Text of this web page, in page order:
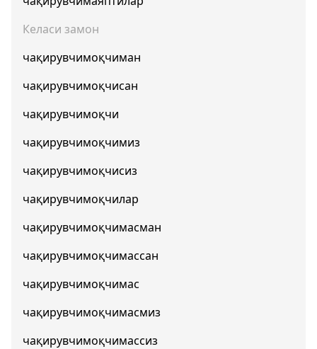
Келаси замон
чақирувчимоқчиман
чақирувчимоқчисан
чақирувчимоқчи
чақирувчимоқчимиз
чақирувчимоқчисиз
чақирувчимоқчилар
чақирувчимоқчимасман
чақирувчимоқчимассан
чақирувчимоқчимас
чақирувчимоқчимасмиз
чақирувчимоқчимассиз